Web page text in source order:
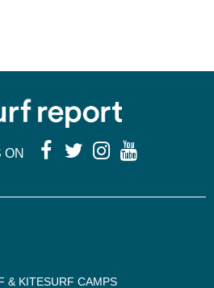
ON
& KITESURF CAMPS